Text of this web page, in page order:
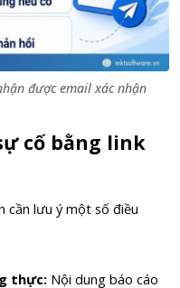
được email xác nhận
cố bằng link
cần lưu ý một số điều
thực: Nội dung báo cáo